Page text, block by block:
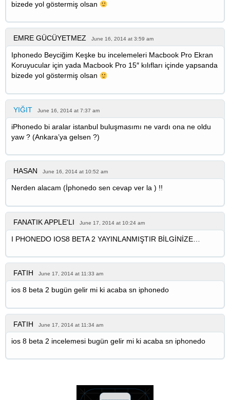
bizede yol göstermiş olsan
EMRE GÜCÜYETMEZ June 16, 2014 at 3:59 am
Iphonedo Beyciğim Keşke bu incelemeleri Macbook Pro Ekran
Koruyucular için yada Macbook Pro 15″ kılıfları içinde yapsanda
bizede yol göstermiş olsan
YIĞIT June 16, 2014 at 7:37 am
iPhonedo bi aralar istanbul buluşmasımı ne vardı ona ne oldu
yaw ? (Ankara’ya gelsen ?)
HASAN June 16, 2014 at 10:52 am
Nerden alacam (İphonedo sen cevap ver la ) !!
FANATIK APPLE'LI June 17, 2014 at 10:24 am
I PHONEDO IOS8 BETA 2 YAYINLANMIŞTIR BİLGİNİZE…
FATIH June 17, 2014 at 11:33 am
ios 8 beta 2 bugün gelir mi ki acaba sn iphonedo
FATIH June 17, 2014 at 11:34 am
ios 8 beta 2 incelemesi bugün gelir mi ki acaba sn iphonedo